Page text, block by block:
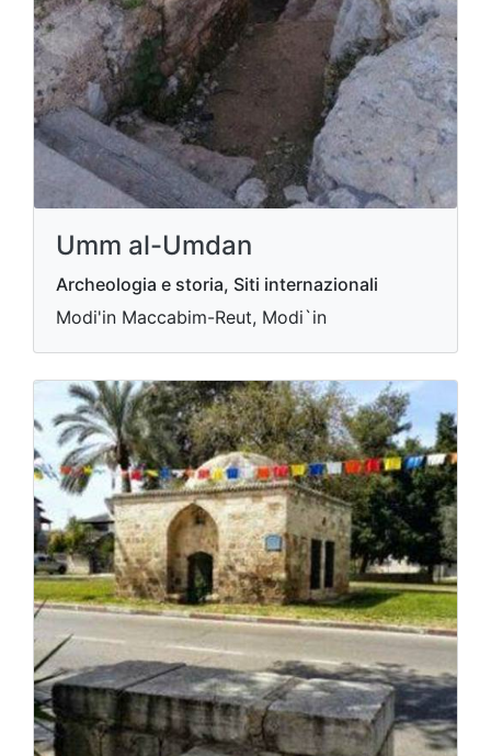
Umm al-Umdan
Archeologia e storia, Siti internazionali
Modi'in Maccabim-Reut, Modi`in